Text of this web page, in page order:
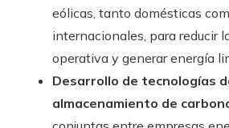
eólicas, tanto domésticas
internacionales, para reducir
operativa y generar energía
Desarrollo de tecnologías
almacenamiento de